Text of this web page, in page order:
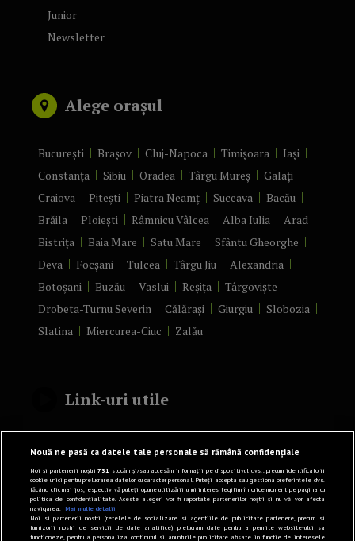
Junior
Newsletter
Alege orașul
București Brașov Cluj-Napoca Timișoara
Iași
Constanța
Sibiu Oradea Târgu Mureș
Galați
Craiova
Pitești Piatra Neamț Suceava
Bacău
Brăila
Ploiești Râmnicu Vâlcea Alba Iulia
Arad
Bistrița
Baia Mare Satu Mare
Sfântu Gheorghe
Deva
Focșani Tulcea Târgu Jiu
Alexandria
Botoșani
Buzău Vaslui Reșița
Târgoviște
Drobeta-Turnu Severin
Călărași Giurgiu
Slobozia
Slatina
Miercurea-Ciuc Zalău
Link-uri utile
Politică de confidențialitate
Termeni și Condiții
Mediakit Zile si Nopti
Contact
Nouă ne pasă ca datele tale personale să rămână confidențiale
Noi și partenerii noștri731 stocăm și/sau accesăm informații pe dispozitivul dvs., precum identificatorii
cookie unici pentru prelucrarea datelor cu caracter personal. Puteți accepta sau gestiona preferințele dvs.
făcând clic mai jos, respectiv vă puteți opune utilizării unui interes legitim în orice moment pe pagina cu
politica de confidențialitate. Aceste alegeri vor fi raportate partenerilor noștri și nu vă vor afecta
navigarea. Mai multe detalii
Noi si partenerii nostri (retelele de socializare si agentiile de publicitate partenere, precum si
furnizorii nostri de servicii de date analitice) prelucram date pentru a permite website-ului sa
functioneze, pentru a personaliza continutul si anunturile publicitare afisate in functie de interesele